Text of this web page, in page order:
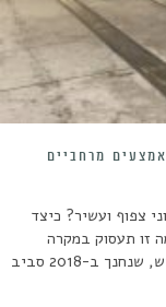
מרחביים
צפוף ועשיר? כיצד
זו תעסוק במקרה
הייחודי של שביל העצמאות, אתר מורשת לאומי חדש, שנחנך ב-2018 סביב